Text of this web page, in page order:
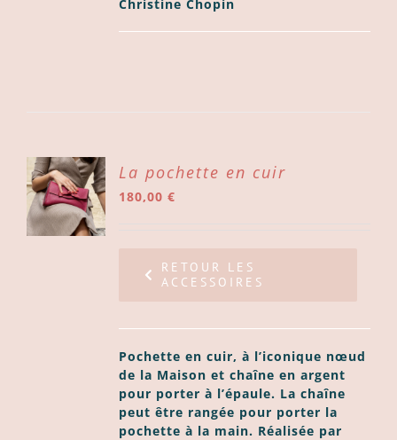
Christine Chopin
La pochette en cuir
180,00€
RETOUR LES
ACCESSOIRES
Pochette en cuir, à l’iconique nœud
de la Maison et chaîne en argent
pour porter à l’épaule. La chaîne
peut être rangée pour porter la
pochette à la main. Réalisée par